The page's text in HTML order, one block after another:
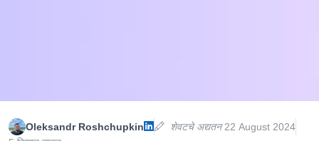
Oleksandr Roshchupkin शेवटचे अद्यतन22 August 2024